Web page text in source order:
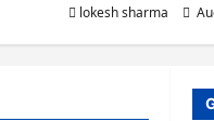
lokesh sharma